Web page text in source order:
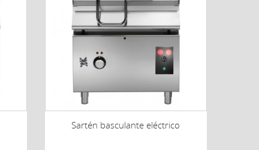
Sartén basculante eléctrico